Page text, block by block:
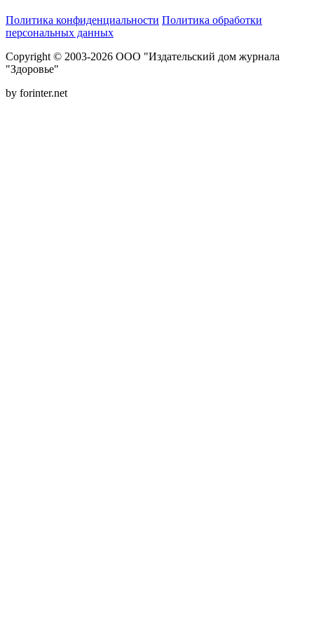
Политика конфиденциальности Политика обработки
персональных данных
Copyright © 2003-2026 ООО "Издательский дом журнала
"Здоровье"
by forinter.net